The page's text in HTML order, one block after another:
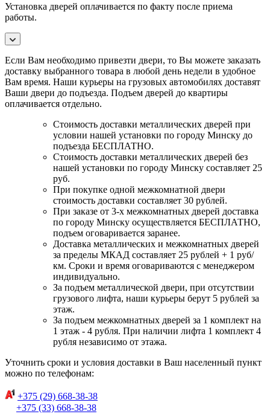
Установка дверей оплачивается по факту после приема
работы.
Если Вам необходимо привезти двери, то Вы можете заказать
доставку выбранного товара в любой день недели в удобное
Вам время. Наши курьеры на грузовых автомобилях доставят
Ваши двери до подъезда. Подъем дверей до квартиры
оплачивается отдельно.
Стоимость доставки металлических дверей при
условии нашей установки по городу Минску до
подъезда БЕСПЛАТНО.
Стоимость доставки металлических дверей без
нашей установки по городу Минску составляет 25
руб.
При покупке одной межкомнатной двери
стоимость доставки составляет 30 рублей.
При заказе от 3-х межкомнатных дверей доставка
по городу Минску осуществляется БЕСПЛАТНО,
подъем оговаривается заранее.
Доставка металлических и межкомнатных дверей
за пределы МКАД составляет 25 рублей + 1 руб/
км. Сроки и время оговариваются с менеджером
индивидуально.
За подъем металлической двери, при отсутствии
грузового лифта, наши курьеры берут 5 рублей за
этаж.
За подъем межкомнатных дверей за 1 комплект на
1 этаж - 4 рубля. При наличии лифта 1 комплект 4
рубля независимо от этажа.
Уточнить сроки и условия доставки в Ваш населенный пункт
можно по телефонам:
+375 (29) 668-38-38
+375 (33) 668-38-38